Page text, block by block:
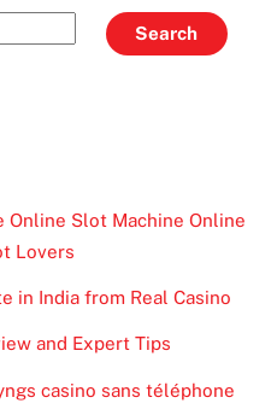
Search
Slot Machine Online
Lovers
in India from Real Casino
and Expert Tips
casino sans téléphone